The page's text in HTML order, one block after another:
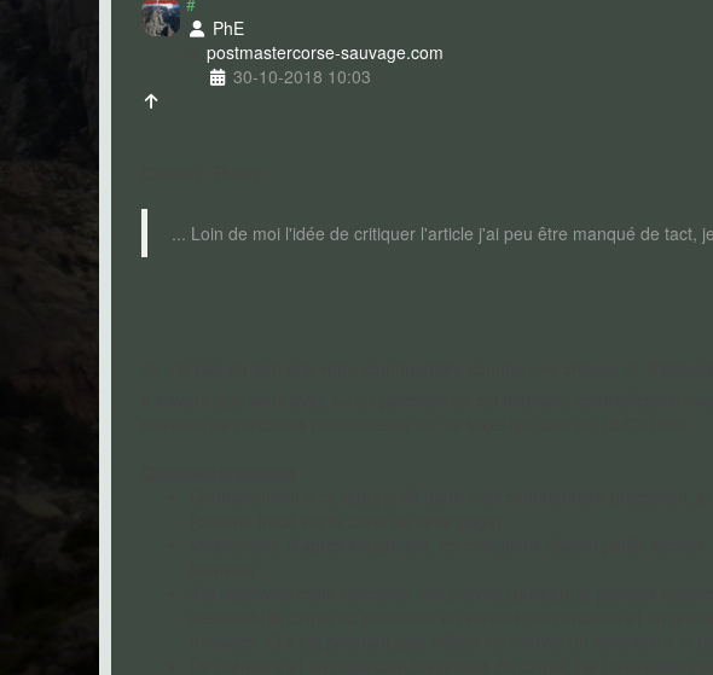
dernier !), la redescente sur Bastelica par le Prunelli...
PhE
postmastercorse-sauvage.com
30-10-2018 10:03
... Loin de moi l'idée de critiquer l'article j'ai peu être manqué de tact,